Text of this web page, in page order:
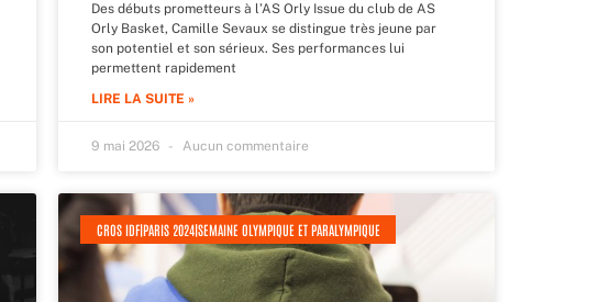
Des débuts prometteurs à l’AS Orly Issue du club de AS
Orly Basket, Camille Sevaux se distingue très jeune par
son potentiel et son sérieux. Ses performances lui
permettent rapidement
LIRE LA SUITE »
9 mai 2026 Aucun commentaire
CROS IDF|PARIS 2024|SEMAINE OLYMPIQUE ET PARALYMPIQUE